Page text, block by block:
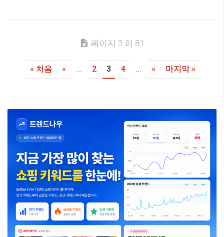
페이지 3 의 81
« 처음 « ... 2 3 4 ... » 마지막 »